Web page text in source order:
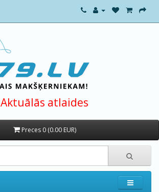
Aktuālās atlaides
Preces 0 (0.00 EUR)